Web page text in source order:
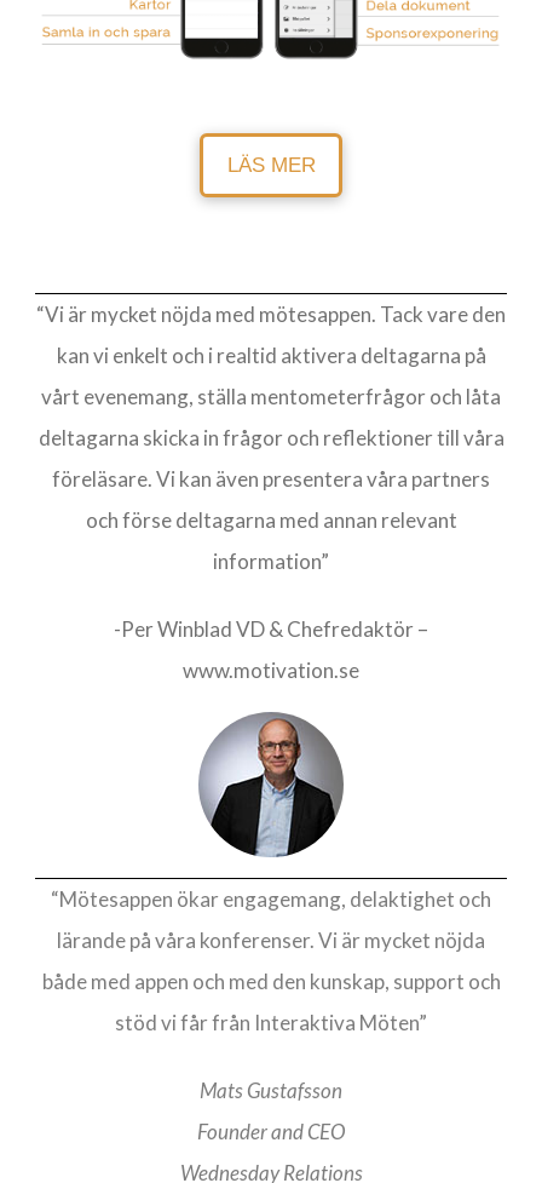
LÄS MER
“Vi är mycket nöjda med mötesappen. Tack vare den
kan vi enkelt och i realtid aktivera deltagarna på
vårt evenemang, ställa mentometerfrågor och låta
deltagarna skicka in frågor och reflektioner till våra
föreläsare. Vi kan även presentera våra partners
och förse deltagarna med annan relevant
information”
-Per Winblad VD & Chefredaktör –
www.motivation.se
“Mötesappen ökar engagemang, delaktighet och
lärande på våra konferenser. Vi är mycket nöjda
både med appen och med den kunskap, support och
stöd vi får från Interaktiva Möten”
Mats Gustafsson
Founder and CEO
Wednesday Relations